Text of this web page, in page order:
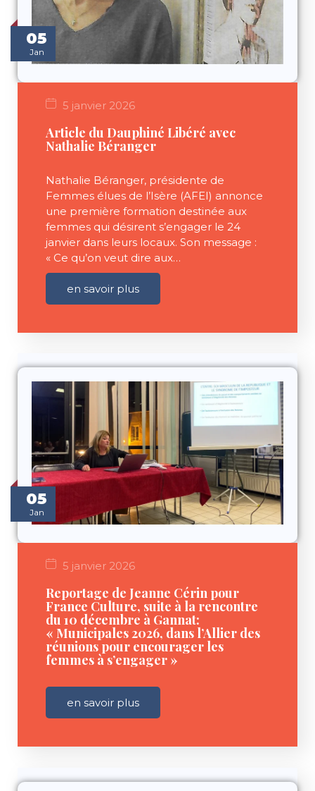
05
Jan
5 janvier 2026
Article du Dauphiné Libéré avec
Nathalie Béranger
Nathalie Béranger, présidente de
Femmes élues de l’Isère (AFEI) annonce
une première formation destinée aux
femmes qui désirent s’engager le 24
janvier dans leurs locaux. Son message :
« Ce qu’on veut dire aux…
en savoir plus
05
Jan
5 janvier 2026
Reportage de Jeanne Cérin pour
France Culture, suite à la rencontre
du 10 décembre à Gannat:
« Municipales 2026, dans l’Allier des
réunions pour encourager les
femmes à s’engager »
en savoir plus